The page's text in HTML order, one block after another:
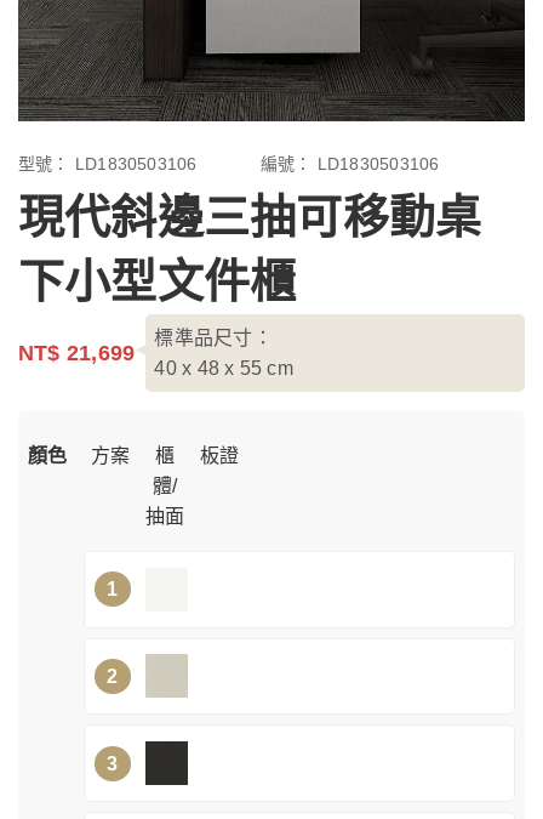
型號： LD1830503106 編號： LD1830503106
現代斜邊三抽可移動桌
下小型文件櫃
NT$ 21,699
標準品尺寸：
40 x 48 x 55cm
顏色 方案
櫃
體/
抽面
板證
1
2
3